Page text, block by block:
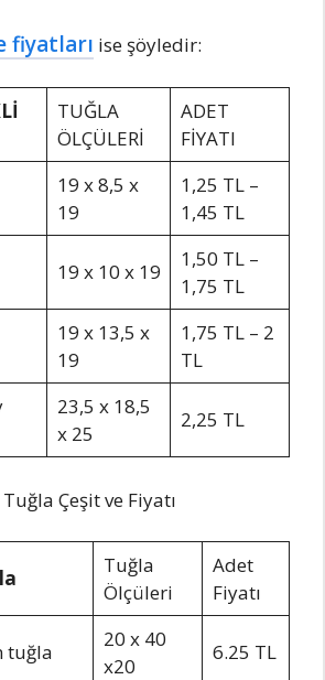
fiyatları ise şöyledir:
TUĞLA
ÖLÇÜLERİ
ADET
FİYATI
19 x 8,5 x
19
1,25 TL –
1,45 TL
19 x 10 x 19
1,50 TL –
1,75 TL
19 x 13,5 x
19
1,75 TL – 2
TL
23,5 x 18,5
x 25
2,25 TL
Çeşit ve Fiyatı
Tuğla
Ölçüleri
Adet
Fiyatı
tuğla
20 x 40
x20
6.25 TL